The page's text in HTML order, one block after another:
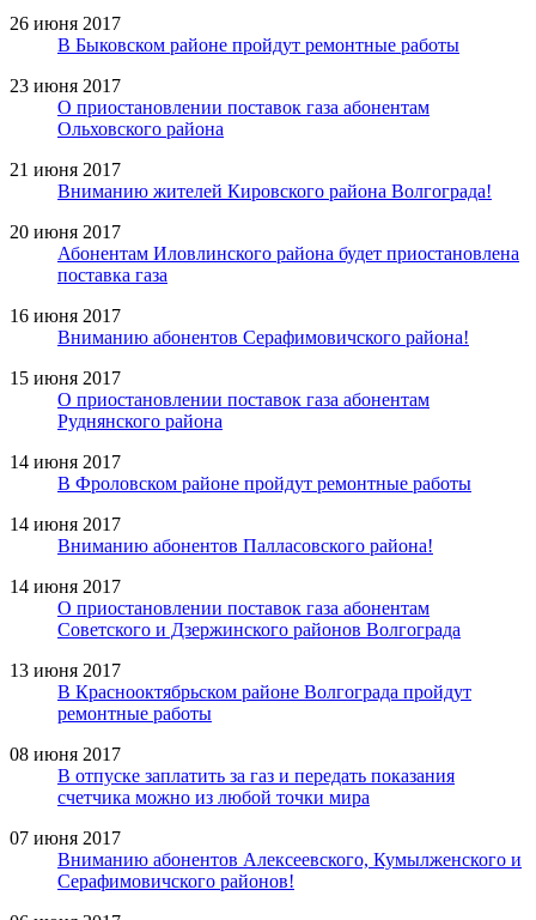
26 июня 2017
В Быковском районе пройдут ремонтные работы
23 июня 2017
О приостановлении поставок газа абонентам
Ольховского района
21 июня 2017
Вниманию жителей Кировского района Волгограда!
20 июня 2017
Абонентам Иловлинского района будет приостановлена
поставка газа
16 июня 2017
Вниманию абонентов Серафимовичского района!
15 июня 2017
О приостановлении поставок газа абонентам
Руднянского района
14 июня 2017
В Фроловском районе пройдут ремонтные работы
14 июня 2017
Вниманию абонентов Палласовского района!
14 июня 2017
О приостановлении поставок газа абонентам
Советского и Дзержинского районов Волгограда
13 июня 2017
В Краснооктябрьском районе Волгограда пройдут
ремонтные работы
08 июня 2017
В отпуске заплатить за газ и передать показания
счетчика можно из любой точки мира
07 июня 2017
Вниманию абонентов Алексеевского, Кумылженского и
Серафимовичского районов!